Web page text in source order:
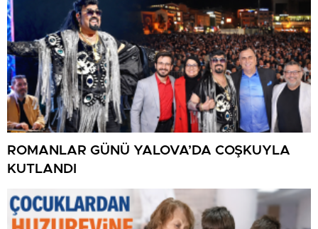
ROMANLAR GÜNÜ YALOVA’DA COŞKUYLA
KUTLANDI